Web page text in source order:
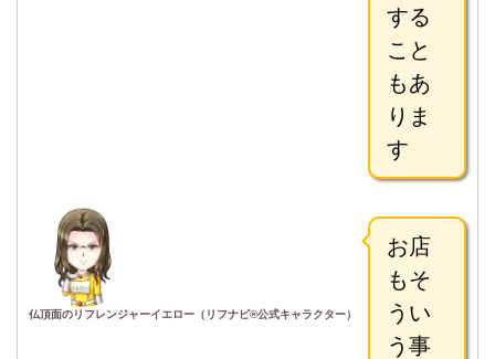
する
こと
もあ
りま
す
仏頂面のリフレンジャーイエロー（リフナビ®公式キャラクター）
お店
もそ
うい
う事